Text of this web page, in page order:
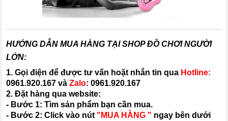
HƯỚNG DẪN MUA HÀNG TẠI SHOP ĐỒ CHƠI NGƯỜI
LỚN:
1. Gọi điện để được tư vấn hoặt nhắn tin qua Hotline:
0961.920.167 vàZalo:0961.920.167
2. Đặt hàng qua website:
- Bước 1: Tìm sản phẩm bạn cần mua.
- Bước 2: Click vào nút "MUA HÀNG " ngay bên dưới